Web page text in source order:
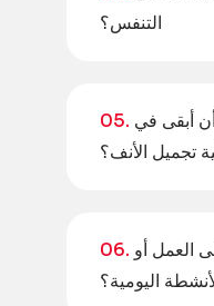
التنفس؟
05.
تجميل الأنف؟
06.
اليومية؟